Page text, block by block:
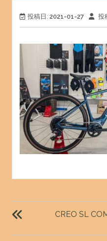
投稿日: 2021-01-27 投
投
稿
ビ
CREO SL